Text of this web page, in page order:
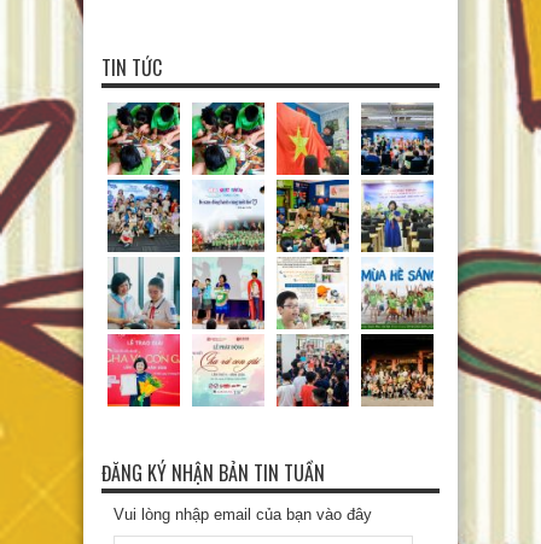
TIN TỨC
ĐĂNG KÝ NHẬN BẢN TIN TUẦN
Vui lòng nhập email của bạn vào đây